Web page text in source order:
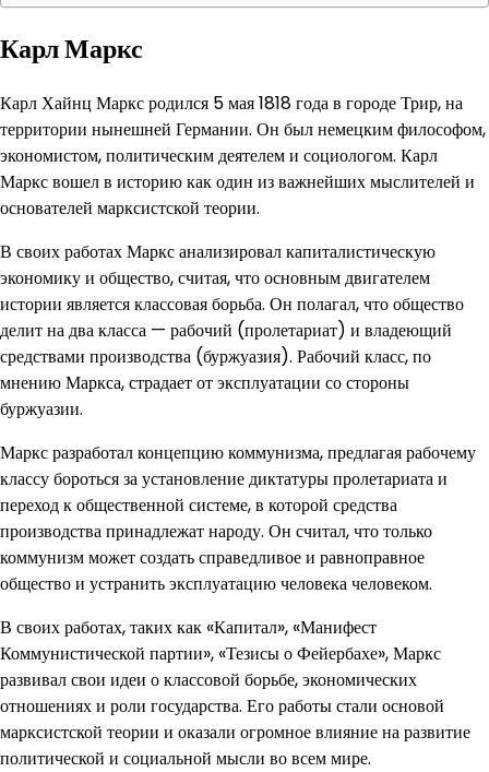
Карл Маркс
Карл Хайнц Маркс родился 5 мая 1818 года в городе Трир, на
территории нынешней Германии. Он был немецким философом,
экономистом, политическим деятелем и социологом. Карл
Маркс вошел в историю как один из важнейших мыслителей и
основателей марксистской теории.
В своих работах Маркс анализировал капиталистическую
экономику и общество, считая, что основным двигателем
истории является классовая борьба. Он полагал, что общество
делит на два класса — рабочий (пролетариат) и владеющий
средствами производства (буржуазия). Рабочий класс, по
мнению Маркса, страдает от эксплуатации со стороны
буржуазии.
Маркс разработал концепцию коммунизма, предлагая рабочему
классу бороться за установление диктатуры пролетариата и
переход к общественной системе, в которой средства
производства принадлежат народу. Он считал, что только
коммунизм может создать справедливое и равноправное
общество и устранить эксплуатацию человека человеком.
В своих работах, таких как «Капитал», «Манифест
Коммунистической партии», «Тезисы о Фейербахе», Маркс
развивал свои идеи о классовой борьбе, экономических
отношениях и роли государства. Его работы стали основой
марксистской теории и оказали огромное влияние на развитие
политической и социальной мысли во всем мире.